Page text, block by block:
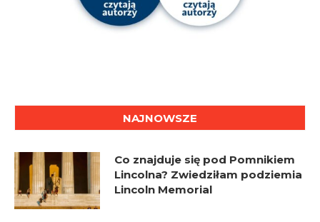
NAJNOWSZE
Co znajduje się pod Pomnikiem
Lincolna? Zwiedziłam podziemia
Lincoln Memorial